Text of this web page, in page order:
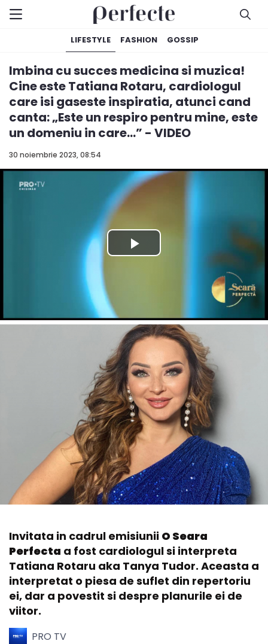
LIFESTYLE FASHION GOSSIP
30 noiembrie 2023, 08:54
Imbina cu succes medicina si muzica!
Cine este Tatiana Rotaru, cardiologul
care isi gaseste inspiratia, atunci cand
canta: „Este un respiro pentru mine, este
un domeniu in care...” - VIDEO
Invitata in cadrul emisiunii O Seara
Perfecta a fost cardiologul si interpreta
Tatiana Rotaru aka Tanya Tudor. Aceasta a
interpretat o piesa de suflet din repertoriu
ei, dar a povestit si despre planurile ei de
viitor.
PRO TV